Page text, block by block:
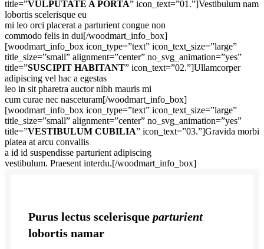
title=”VULPUTATE A PORTA” icon_text=”01.”]Vestibulum nam
lobortis scelerisque eu
mi leo orci placerat a parturient congue non
commodo felis in dui[/woodmart_info_box]
[woodmart_info_box icon_type=”text” icon_text_size=”large”
title_size=”small” alignment=”center” no_svg_animation=”yes”
title=”SUSCIPIT HABITANT” icon_text=”02.”]Ullamcorper
adipiscing vel hac a egestas
leo in sit pharetra auctor nibh mauris mi
cum curae nec nasceturam[/woodmart_info_box]
[woodmart_info_box icon_type=”text” icon_text_size=”large”
title_size=”small” alignment=”center” no_svg_animation=”yes”
title=”VESTIBULUM CUBILIA” icon_text=”03.”]Gravida morbi
platea at arcu convallis
a id id suspendisse parturient adipiscing
vestibulum. Praesent interdu.[/woodmart_info_box]
Purus lectus scelerisque parturient
lobortis namar